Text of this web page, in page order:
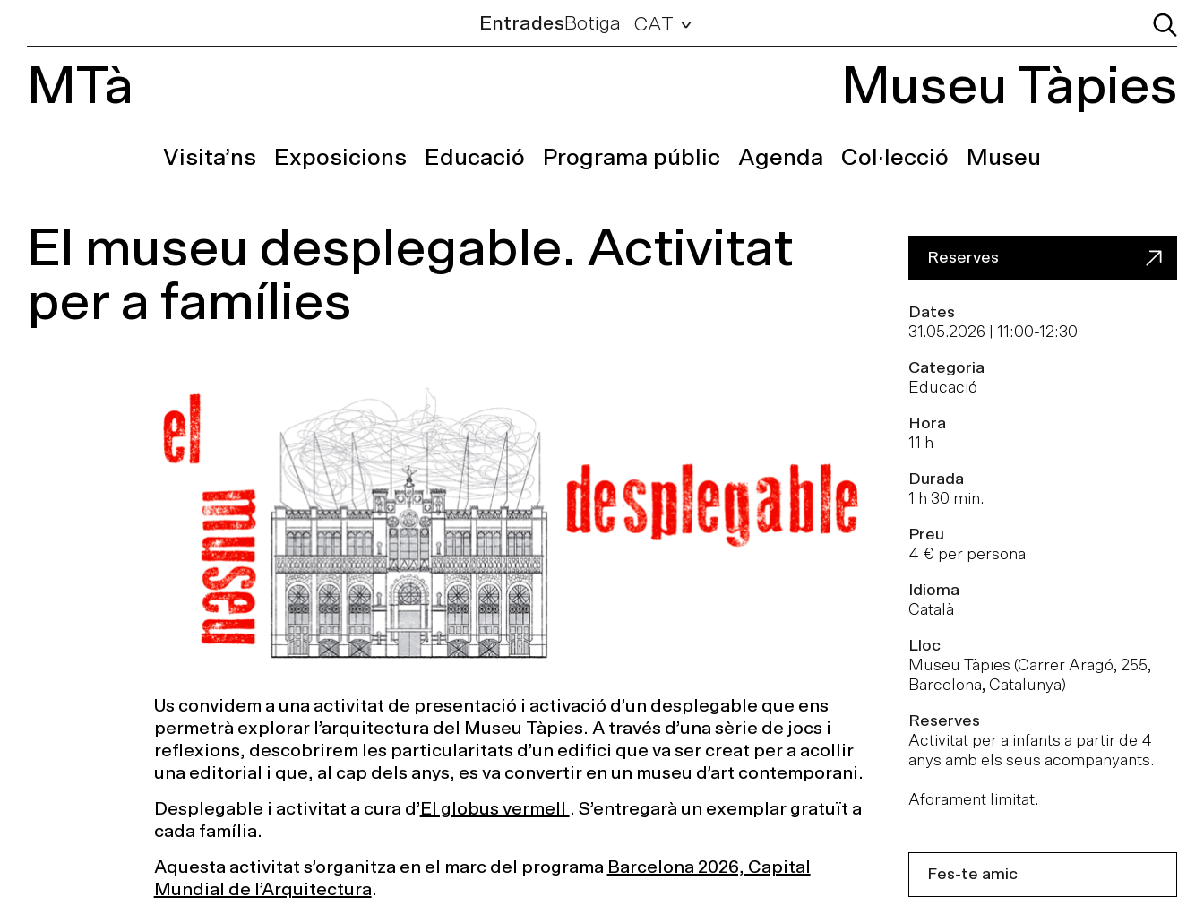
EntradesBotiga CAT
MTà Museu Tàpies
Visita’ns Exposicions Educació Programa públic Agenda Col·lecció Museu
El museu desplegable. Activitat
per a famílies
Us convidem a una activitat de presentació i activació d’un desplegable que ens
permetrà explorar l’arquitectura del Museu Tàpies. A través d’una sèrie de jocs i
reflexions, descobrirem les particularitats d’un edifici que va ser creat per a acollir
una editorial i que, al cap dels anys, es va convertir en un museu d’art contemporani.
Desplegable i activitat a cura d’ El globus vermell . S’entregarà un exemplar gratuït a
cada família.
Aquesta activitat s’organitza en el marc del programa Barcelona 2026, Capital
Mundial de l’Arquitectura.
Reserves
Dates
31.05.2026 | 11:00-12:30
Categoria
Educació
Hora
11 h
Durada
1 h 30 min.
Preu
4 € per persona
Idioma
Català
Lloc
Museu Tàpies (Carrer Aragó, 255,
Barcelona, Catalunya)
Reserves
Activitat per a infants a partir de 4
anys amb els seus acompanyants.
Aforament limitat.
Fes-te amic